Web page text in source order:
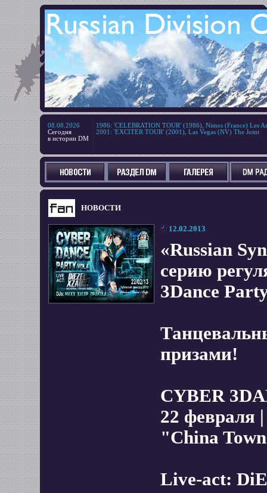
08.08.2026
Сегодня
в истории DM
1986: 'CELEBRATION TOUR' (1986), Nimes (France) Les
2001 : 'EXCITER TOUR' (2001), Las Vegas (NV) The Joint
НОВОСТИ
12.02.2013
«Russian
серию
3Dance
призами!
CYBER
22 февраля
"China
Live-act: